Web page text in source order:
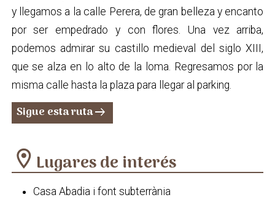
y llegamos a la calle Perera, de gran belleza y encanto
por ser empedrado y con flores. Una vez arriba,
podemos admirar su castillo medieval del siglo XIII,
que se alza en lo alto de la loma. Regresamos por la
misma calle hasta la plaza para llegar al parking.
Sigue esta rutaarrow_right_alt
location_on Lugares de interés
Casa Abadia i font subterrània